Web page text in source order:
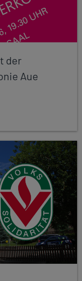
der
Aue